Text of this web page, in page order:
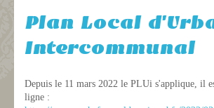
Plan Local
Intercommunal
Depuis le 11 mars 2022 le PLUi s'applique, il
ligne :